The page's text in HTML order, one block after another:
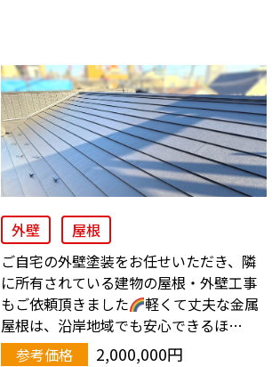
外壁
屋根
ご自宅の外壁塗装をお任せいただき、隣
に所有されている建物の屋根・外壁工事
もご依頼頂きました
軽くて丈夫な金属
屋根は、沿岸地域でも安心できるほ…
参考価格
2,000,000円